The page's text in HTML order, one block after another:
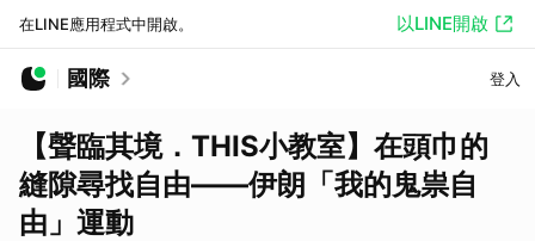
在LINE應用程式中開啟。 以LINE開啟
國際 登入
【聲臨其境．THIS小教室】在頭巾的
縫隙尋找自由——伊朗「我的鬼祟自
由」運動